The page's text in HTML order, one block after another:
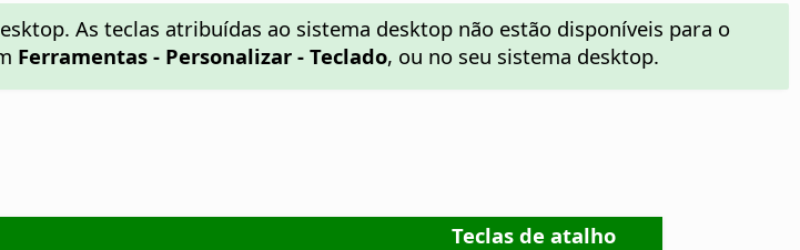
As teclas atribuídas ao sistema desktop não estão disponíveis para o
Ferramentas - Personalizar - Teclado, ou no seu sistema desktop.
Teclas de atalho